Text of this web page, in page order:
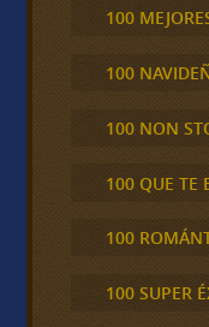
100
100
100 NON
100 QUE TE
100
100 SUPER